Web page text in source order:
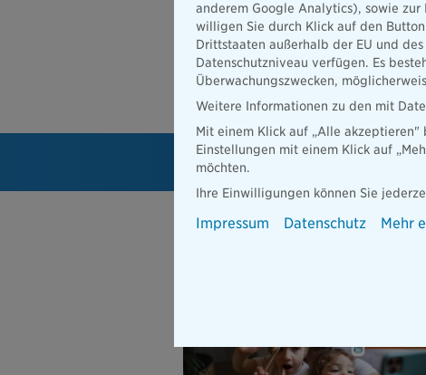
Mit der passenden
Krankheitsfall die
einem vielfältigen Angebot
Krankenvollversicherung.
anderem Google Analytics), sowie
willigen Sie durch Klick auf den
Drittstaaten außerhalb der EU und
Datenschutzniveau verfügen. Es
Überwachungszwecken,
Weitere Informationen zu den mit
Mit einem Klick auf „Alle akzeptieren"
Einstellungen mit einem Klick auf
möchten.
Ihre Einwilligungen können Sie
Impressum Datenschutz Mehr